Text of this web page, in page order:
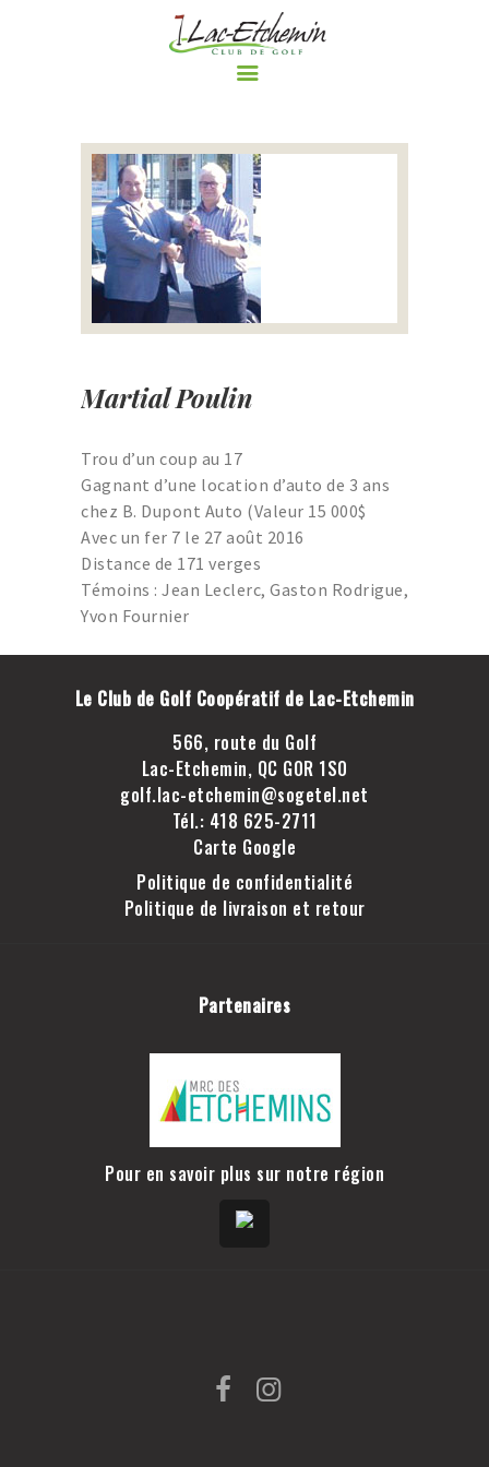
LE CLUB DE GOLF
PARCOURS
RÈGLEMENTS ET
POLITIQUES DU CLUB DE
GOLF DE LAC-ETCHEMIN
TARIFS
ÉVÈNEMENTS
LE BLOGUE DU CLUB DE
GOLF LAC-ETCHEMIN
TROU D’UN COUP
JOINDRE LE CLUB DE
GOLF LAC-ETCHEMIN
Martial Poulin
Trou d’un coup au 17
Gagnant d’une location d’auto de 3 ans
chez B. Dupont Auto (Valeur 15 000$
Avec un fer 7 le 27 août 2016
Distance de 171 verges
Témoins : Jean Leclerc, Gaston Rodrigue,
Yvon Fournier
Le Club de Golf Coopératif de Lac-Etchemin
566, route du Golf
Lac-Etchemin, QC G0R 1S0
golf.lac-etchemin@sogetel.net
Tél.: 418 625-2711
Carte Google
Politique de confidentialité
Politique de livraison et retour
Partenaires
Pour en savoir plus sur notre région